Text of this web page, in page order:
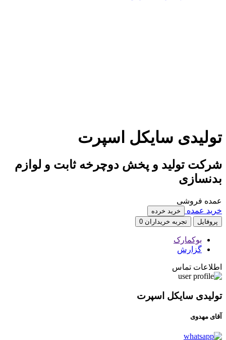
تولیدی سایکل اسپرت
شرکت تولید و پخش دوچرخه ثابت و لوازم
بدنسازی
عمده فروشی
خرید عمده
خرید خرده
پروفایل
تجربه خریداران 0
بوکمارک
گزارش
اطلاعات تماس
تولیدی سایکل اسپرت
آقای مهدوی